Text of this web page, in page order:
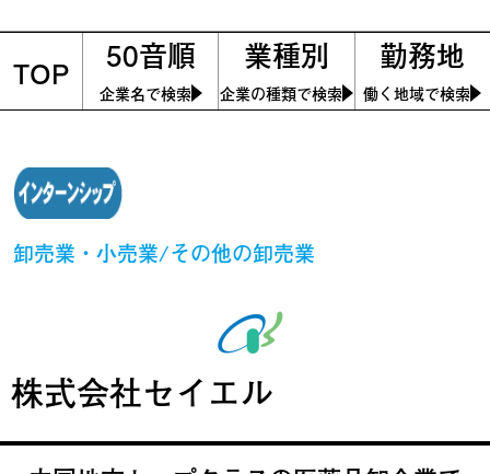
TOP 50音順
企業名で検索
業種別
企業の種類で検索
勤務地
働く地域で検索
卸売業・小売業/その他の卸売業
株式会社セイエル